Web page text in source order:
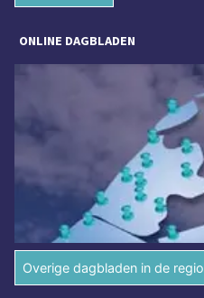
ONLINE DAGBLADEN
Overige dagbladen in de regio